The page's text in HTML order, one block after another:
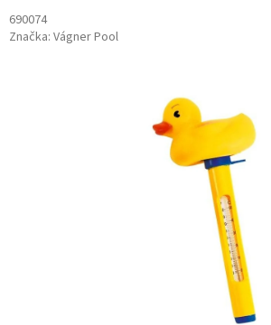
690074
Značka: Vágner Pool